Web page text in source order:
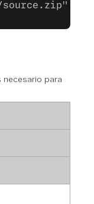
necesario para